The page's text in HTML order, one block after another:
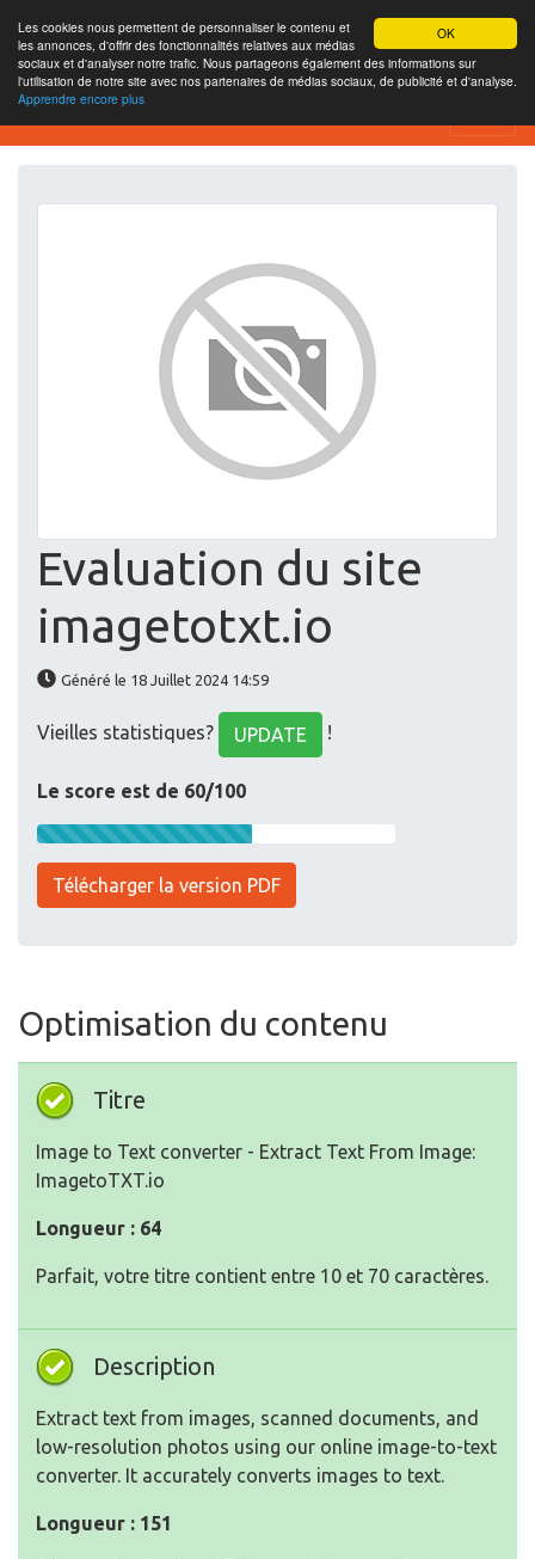
OK
Les cookies nous permettent de personnaliser le contenu et
les annonces, d'offrir des fonctionnalités relatives aux médias
sociaux et d'analyser notre trafic. Nous partageons également des informations sur
l'utilisation de notre site avec nos partenaires de médias sociaux, de publicité et d'analyse.
Apprendre encore plus
SEO Analytics
Evaluation du site
imagetotxt.io
Généré le 18 Juillet 2024 14:59
Vieilles statistiques? UPDATE !
Le score est de 60/100
Télécharger la version PDF
Optimisation du contenu
Titre
Image to Text converter - Extract Text From Image:
ImagetoTXT.io
Longueur : 64
Parfait, votre titre contient entre 10 et 70 caractères.
Description
Extract text from images, scanned documents, and
low-resolution photos using our online image-to-text
converter. It accurately converts images to text.
Longueur : 151